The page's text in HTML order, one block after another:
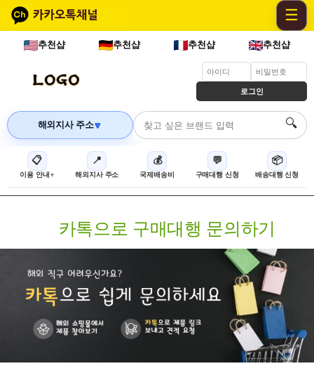
☰
추천샵 추천샵 추천샵 추천샵
로그인
해외지사 주소🔽 🔍
📋
이용 안내
📍
해외지사 주소
💰
국제배송비
💬
구매대행 신청
📦
배송대행 신청
카톡으로 구매대행 문의하기